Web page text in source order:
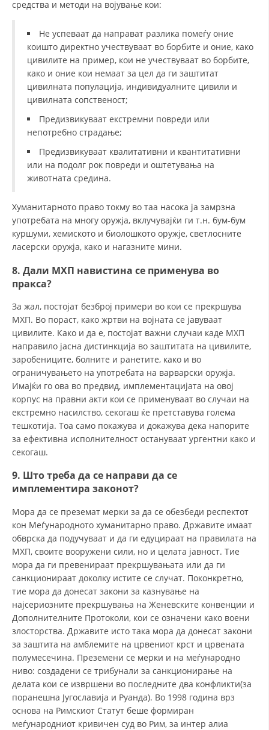
средства и методи на војување кои:
Не успеваат да направат разлика помеѓу оние
коишто директно учествуваат во борбите и оние, како
цивилите на пример, кои не учествуваат во борбите,
како и оние кои немаат за цел да ги заштитат
цивилната популација, индивидуалните цивили и
цивилната сопственост;
Предизвикуваат екстремни повреди или
непотребно страдање;
Предизвикуваат квалитативни и квантитативни
или на подолг рок повреди и оштетувања на
животната средина.
Хуманитарното право токму во таа насока ја замрзна
употребата на многу оружја, вклучувајќи ги т.н. бум-бум
куршуми, хемиското и биолошкото оружје, светлосните
ласерски оружја, како и нагазните мини.
8. Дали МХП навистина се применува во
пракса?
За жал, постојат безброј примери во кои се прекршува
МХП. Во пораст, како жртви на војната се јавуваат
цивилите. Како и да е, постојат важни случаи каде МХП
направило јасна дистинкција во заштитата на цивилите,
заробениците, болните и ранетите, како и во
ограничувањето на употребата на варварски оружја.
Имајќи го ова во предвид, имплементацијата на овој
корпус на правни акти кои се применуваат во случаи на
екстремно насилство, секогаш ќе претставува голема
тешкотија. Тоа само покажува и докажува дека напорите
за ефективна исполнителност остануваат ургентни како и
секогаш.
9. Што треба да се направи да се
имплементира законот?
Мора да се преземат мерки за да се обезбеди респектот
кон Меѓународното хуманитарно право. Државите имаат
обврска да подучуваат и да ги едуцираат на правилата на
МХП, своите вооружени сили, но и целата јавност. Тие
мора да ги превенираат прекршувањата или да ги
санкционираат доколку истите се случат. Поконкретно,
тие мора да донесат закони за казнување на
најсериозните прекршувања на Женевските конвенции и
Дополнителните Протоколи, кои се означени како воени
злосторства. Државите исто така мора да донесат закони
за заштита на амблемите на црвениот крст и црвената
полумесечина. Преземени се мерки и на меѓународно
ниво: создадени се трибунали за санкционирање на
делата кои се извршени во последните два конфликти(за
поранешна Југославија и Руанда). Во 1998 година врз
основа на Римскиот Статут беше формиран
меѓународниот кривичен суд во Рим, за интер алиа